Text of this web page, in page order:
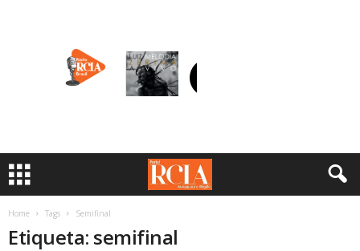
Home Tags Semifinal
Etiqueta: semifinal